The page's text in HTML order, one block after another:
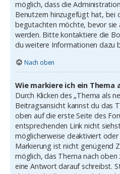
möglich, dass die
Benutzern hinzugefügt hat, bei
begutachten möchte, bevor sie
werden. Bitte kontaktiere die
du weitere Informationen dazu
Nach oben
Wie markiere ich ein Thema
Durch Klicken des „Thema als
Beitragsansicht kannst du das
oben auf die erste Seite des
entsprechenden Link nicht
möglicherweise deaktiviert
Markierung ist nicht genügend
möglich, das Thema nach oben
eine Antwort darauf schreibst.